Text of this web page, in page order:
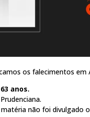
os falecimentos em
anos.
não foi divulgado